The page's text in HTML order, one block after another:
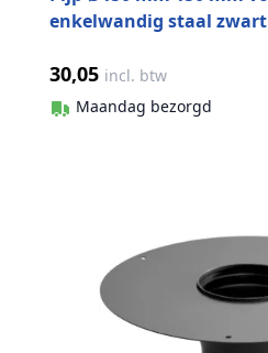
enkelwandig staal zwart
30,05 incl. btw
Maandag bezorgd